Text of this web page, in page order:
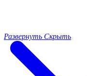
Развернуть Скрыть